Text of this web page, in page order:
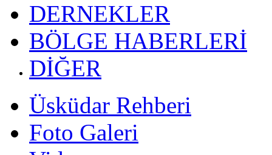
DERNEKLER
BÖLGE HABERLERİ
DİĞER
Üsküdar Rehberi
Foto Galeri